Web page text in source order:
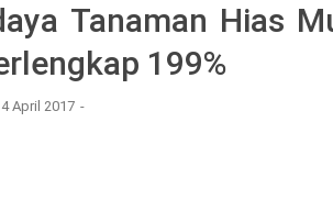
Tanaman Hias
199%
April 2017